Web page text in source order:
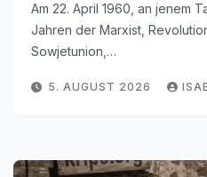
Am 22. April 1960, an jenem
Jahren der Marxist,
Sowjetunion,…
5. AUGUST 2026